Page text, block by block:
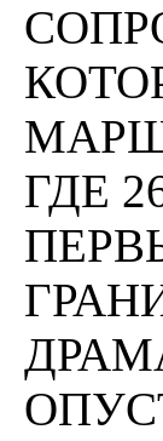
ГДЕ